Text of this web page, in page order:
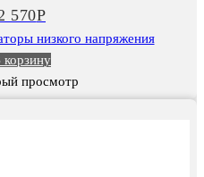
570Р
низкого напряжения
корзину
просмотр